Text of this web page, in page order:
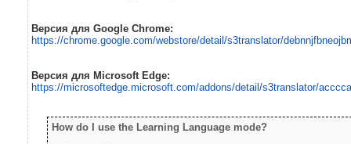
Версия для Google Chrome:
https://chrome.google.com/webstore/detail/s3translator/
Версия для Microsoft Edge:
https://microsoftedge.microsoft.com/addons/detail/s3translator/
How do I use the Learning Language mode?